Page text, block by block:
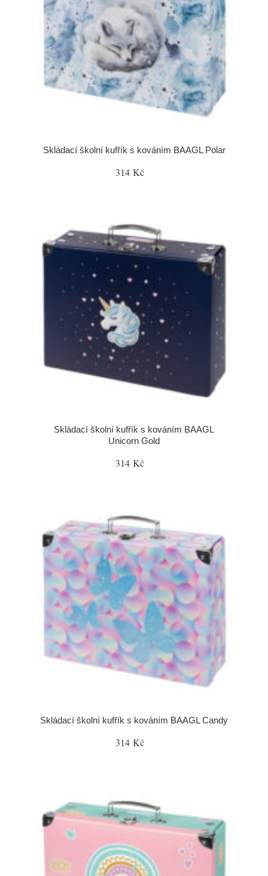
Skládací školní kufřík s kováním BAAGL Polar
314 Kč
Skládací školní kufřík s kováním BAAGL
Unicorn Gold
314 Kč
Skládací školní kufřík s kováním BAAGL Candy
314 Kč